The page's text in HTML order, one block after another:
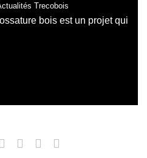
Trecobois
bois est un projet qui